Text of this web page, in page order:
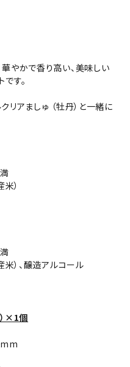
やかで香り高い、美味しい
す。
アましゅ （牡丹）と一緒に
）
米）、醸造アルコール
×1個